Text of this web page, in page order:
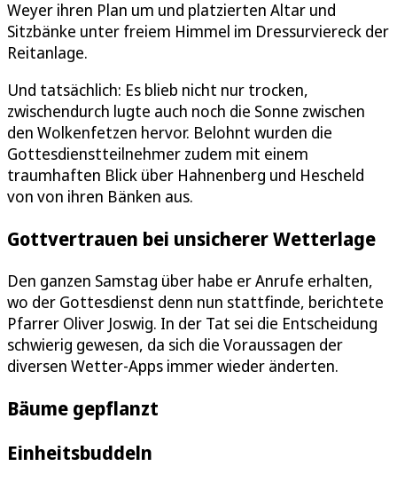
Weyer ihren Plan um und platzierten Altar und
Sitzbänke unter freiem Himmel im Dressurviereck der
Reitanlage.
Und tatsächlich: Es blieb nicht nur trocken,
zwischendurch lugte auch noch die Sonne zwischen
den Wolkenfetzen hervor. Belohnt wurden die
Gottesdienstteilnehmer zudem mit einem
traumhaften Blick über Hahnenberg und Hescheld
von von ihren Bänken aus.
Gottvertrauen bei unsicherer Wetterlage
Den ganzen Samstag über habe er Anrufe erhalten,
wo der Gottesdienst denn nun stattfinde, berichtete
Pfarrer Oliver Joswig. In der Tat sei die Entscheidung
schwierig gewesen, da sich die Voraussagen der
diversen Wetter-Apps immer wieder änderten.
Bäume gepflanzt
Einheitsbuddeln